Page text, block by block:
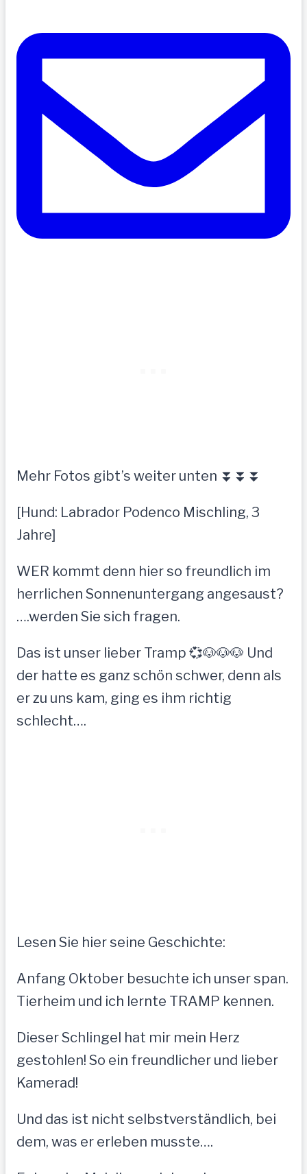
Mehr Fotos gibt’s weiter unten ⏬⏬⏬
[Hund: Labrador Podenco Mischling, 3
Jahre]
WER kommt denn hier so freundlich im
herrlichen Sonnenuntergang angesaust?
….werden Sie sich fragen.
Das ist unser lieber Tramp 💞🐶🐶🐶 Und
der hatte es ganz schön schwer, denn als
er zu uns kam, ging es ihm richtig
schlecht….
Lesen Sie hier seine Geschichte:
Anfang Oktober besuchte ich unser span.
Tierheim und ich lernte TRAMP kennen.
Dieser Schlingel hat mir mein Herz
gestohlen! So ein freundlicher und lieber
Kamerad!
Und das ist nicht selbstverständlich, bei
dem, was er erleben musste….